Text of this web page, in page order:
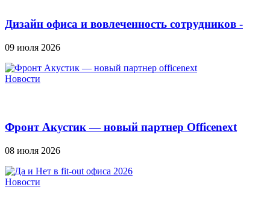
Дизайн офиса и вовлеченность сотрудников -
09 июля 2026
Новости
Фронт Акустик — новый партнер Officenext
08 июля 2026
Новости